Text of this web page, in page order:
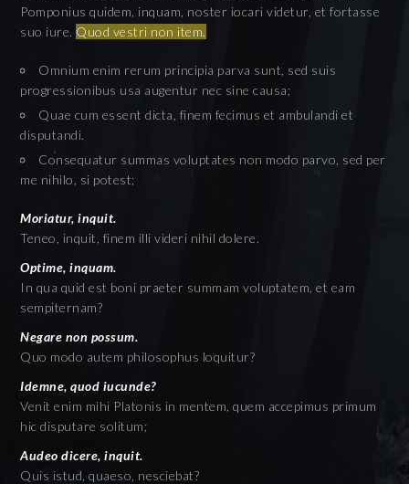
Pomponius quidem, inquam, noster iocari videtur, et fortasse
suo iure. Quod vestri non item.
Omnium enim rerum principia parva sunt, sed suis
progressionibus usa augentur nec sine causa;
Quae cum essent dicta, finem fecimus et ambulandi et
disputandi.
Consequatur summas voluptates non modo parvo, sed per
me nihilo, si potest;
Moriatur, inquit.
Teneo, inquit, finem illi videri nihil dolere.
Optime, inquam.
In qua quid est boni praeter summam voluptatem, et eam
sempiternam?
Negare non possum.
Quo modo autem philosophus loquitur?
Idemne, quod iucunde?
Venit enim mihi Platonis in mentem, quem accepimus primum
hic disputare solitum;
Audeo dicere, inquit.
Quis istud, quaeso, nesciebat?